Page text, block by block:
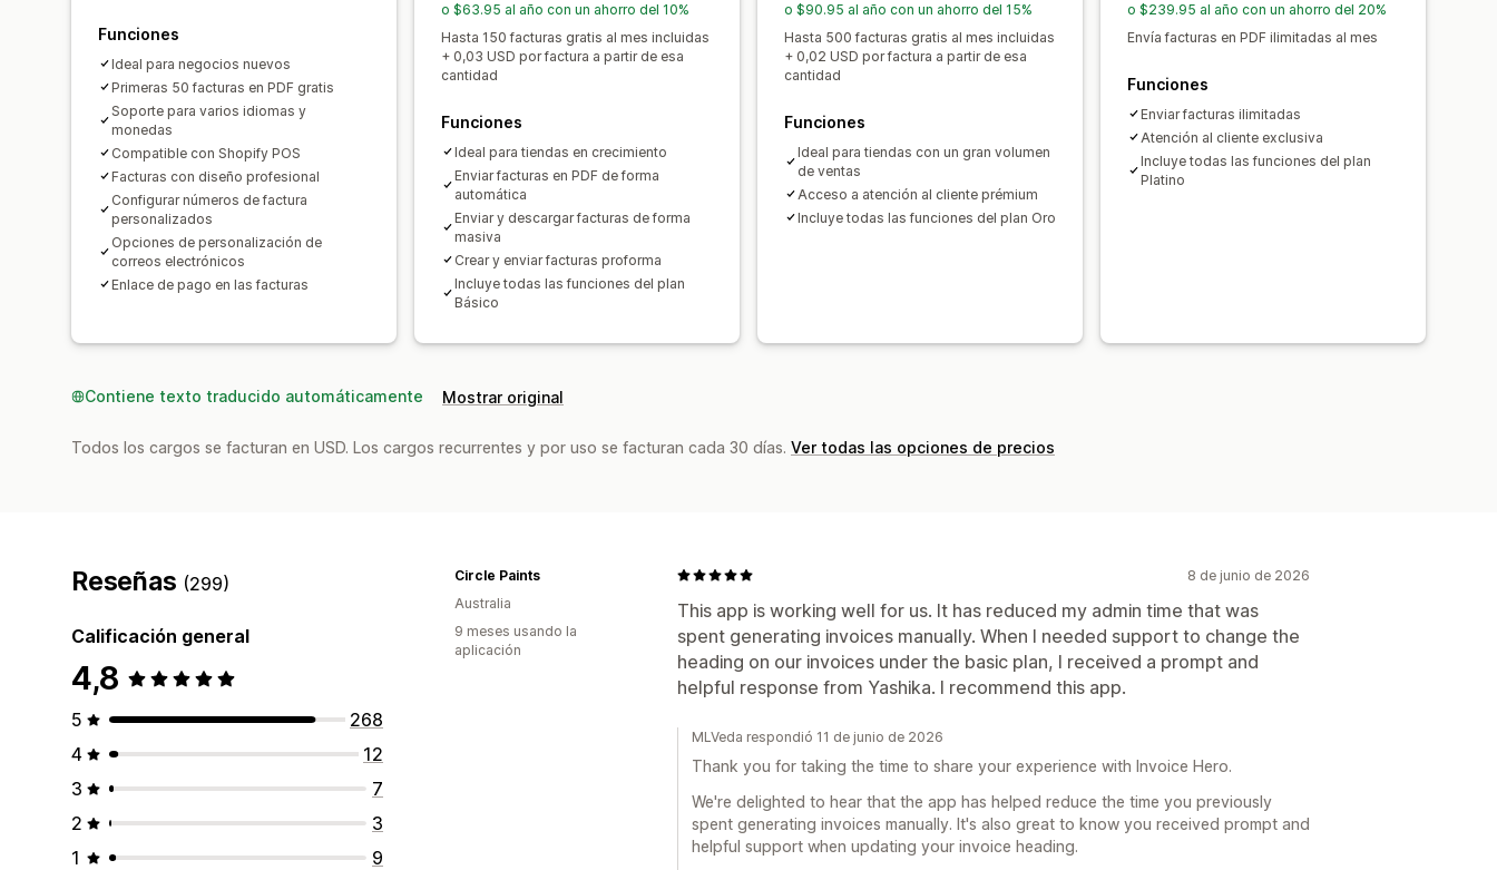
Funciones
Ideal para negocios nuevos
Primeras 50 facturas en PDF gratis
Soporte para varios idiomas y
monedas
Compatible con Shopify POS
Facturas con diseño profesional
Configurar números de factura
personalizados
Opciones de personalización de
correos electrónicos
Enlace de pago en las facturas
o $63.95 al año con un ahorro del 10%
Hasta 150 facturas gratis al mes incluidas
+ 0,03 USD por factura a partir de esa
cantidad
Funciones
Ideal para tiendas en crecimiento
Enviar facturas en PDF de forma
automática
Enviar y descargar facturas de forma
masiva
Crear y enviar facturas proforma
Incluye todas las funciones del plan
Básico
o $90.95 al año con un ahorro del 15%
Hasta 500 facturas gratis al mes incluidas
+ 0,02 USD por factura a partir de esa
cantidad
Funciones
Ideal para tiendas con un gran volumen
de ventas
Acceso a atención al cliente prémium
Incluye todas las funciones del plan Oro
o $239.95 al año con un ahorro del 20%
Envía facturas en PDF ilimitadas al mes
Funciones
Enviar facturas ilimitadas
Atención al cliente exclusiva
Incluye todas las funciones del plan
Platino
Contiene texto traducido automáticamente Mostrar original
Todos los cargos se facturan en USD. Los cargos recurrentes y por uso se facturan cada 30 días. Ver todas las opciones de precios
Reseñas (299)
Calificación general
4,8
5
268
4
12
3
7
2
3
1
9
8 de junio de 2026
This app is working well for us. It has reduced my admin time that was
spent generating invoices manually. When I needed support to change the
heading on our invoices under the basic plan, I received a prompt and
helpful response from Yashika. I recommend this app.
Circle Paints
Australia
9 meses usando la
aplicación
MLVeda respondió 11 de junio de 2026
Thank you for taking the time to share your experience with Invoice Hero.
We're delighted to hear that the app has helped reduce the time you previously
spent generating invoices manually. It's also great to know you received prompt and
helpful support when updating your invoice heading.